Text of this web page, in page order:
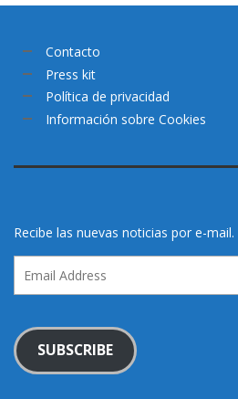
Contacto
Press kit
Política de privacidad
Información sobre Cookies
Recibe las nuevas noticias por e-mail.
Address
SUBSCRIBE